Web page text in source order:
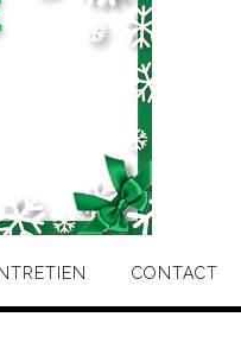
CONTACT